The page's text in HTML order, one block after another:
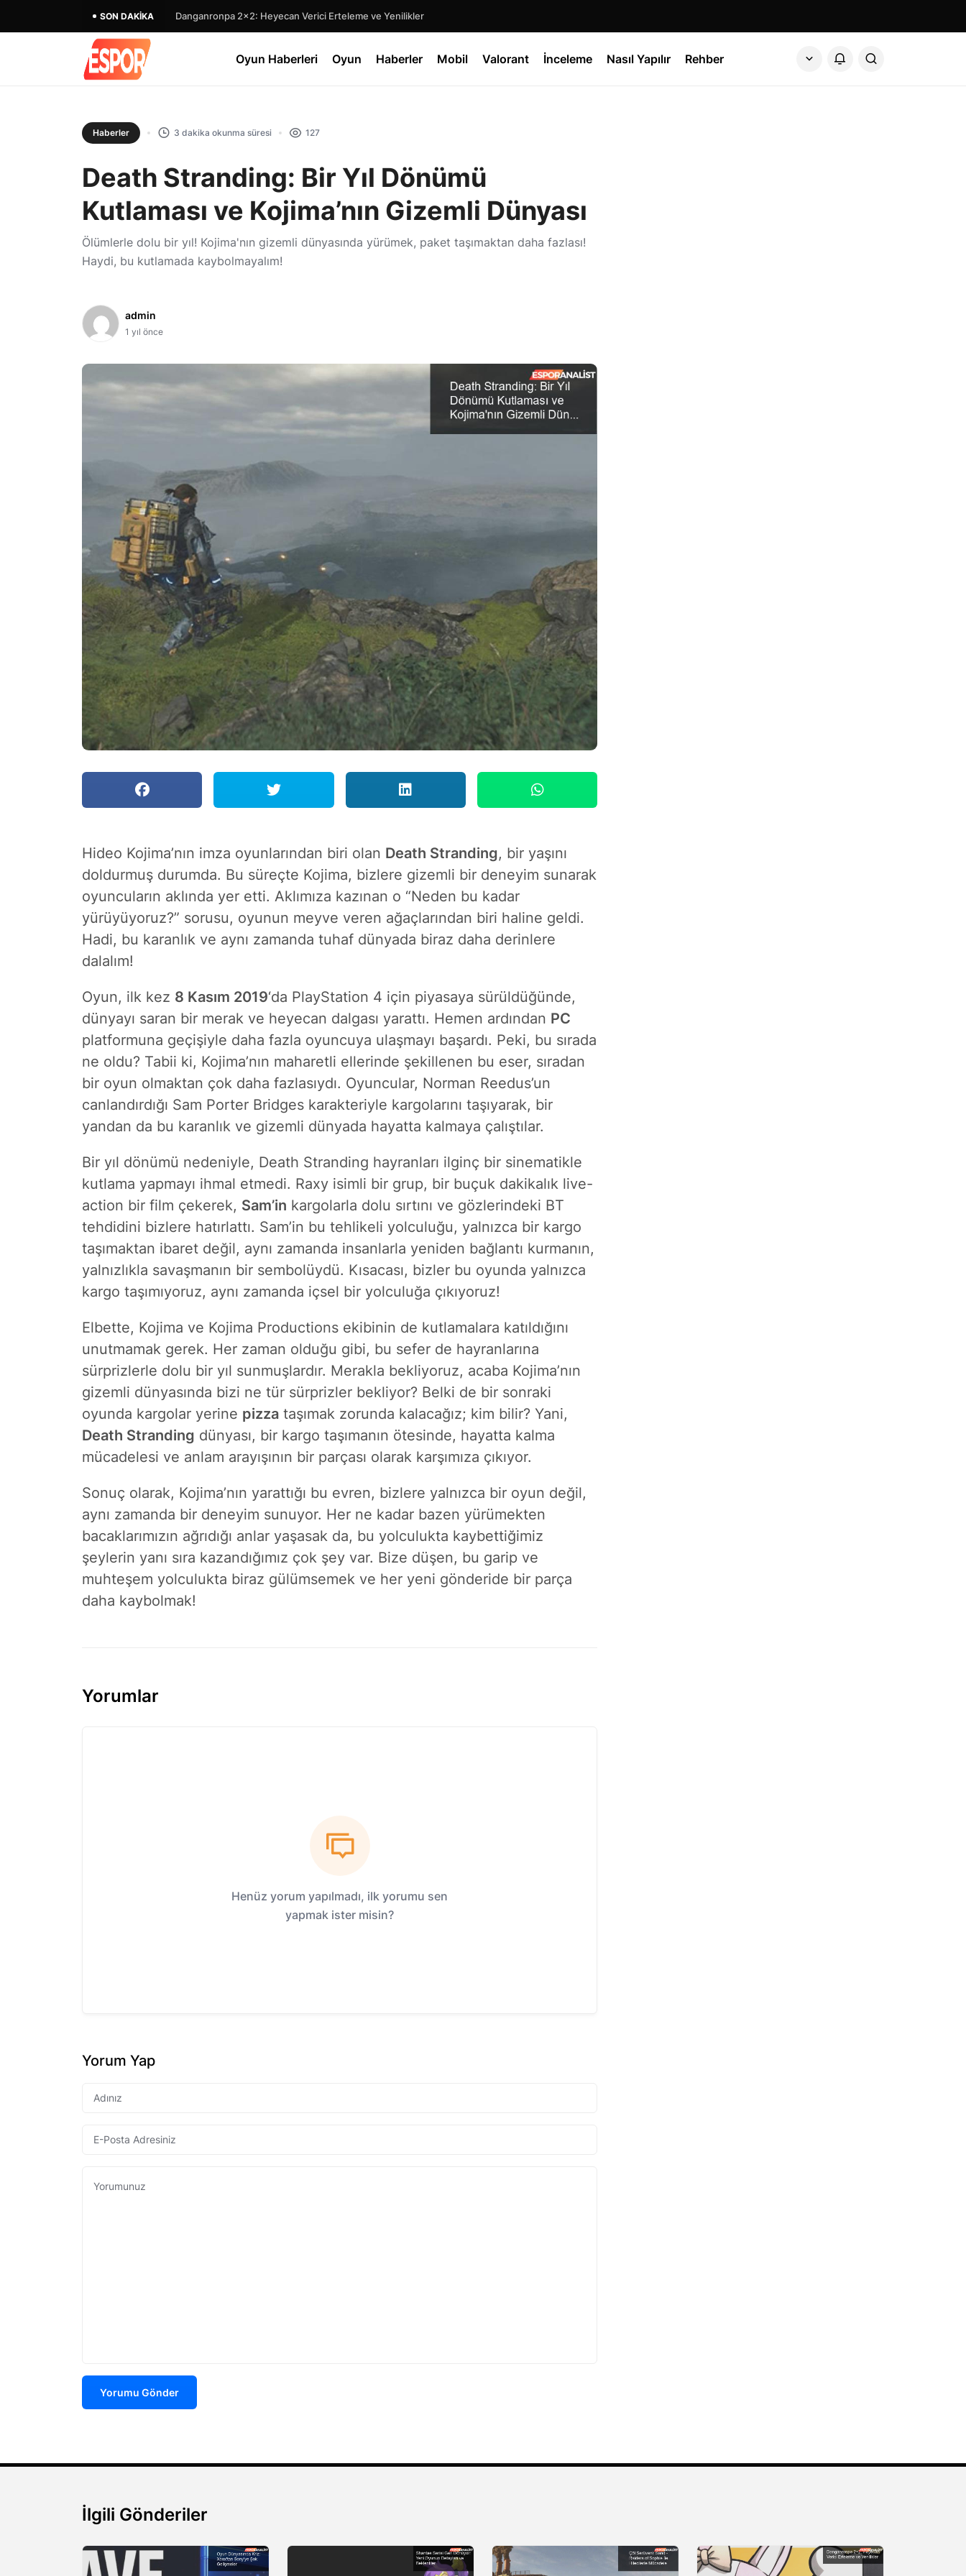
SON DAKIKA Danganronpa 2×2: Heyecan Verici Erteleme ve Yenilikler
Oyun Haberleri Oyun Haberler Mobil Valorant İnceleme Nasıl Yapılır Rehber
Haberler 3 dakika okunma süresi 127
Death Stranding: Bir Yıl Dönümü
Kutlaması ve Kojima’nın Gizemli Dünyası
Ölümlerle dolu bir yıl! Kojima'nın gizemli dünyasında yürümek, paket taşımaktan daha fazlası!
Haydi, bu kutlamada kaybolmayalım!
admin
1 yıl önce
Hideo Kojima’nın imza oyunlarından biri olan Death Stranding, bir yaşını
doldurmuş durumda. Bu süreçte Kojima, bizlere gizemli bir deneyim sunarak
oyuncuların aklında yer etti. Aklımıza kazınan o “Neden bu kadar
yürüyüyoruz?” sorusu, oyunun meyve veren ağaçlarından biri haline geldi.
Hadi, bu karanlık ve aynı zamanda tuhaf dünyada biraz daha derinlere
dalalım!
Oyun, ilk kez 8 Kasım 2019‘da PlayStation 4 için piyasaya sürüldüğünde,
dünyayı saran bir merak ve heyecan dalgası yarattı. Hemen ardından PC
platformuna geçişiyle daha fazla oyuncuya ulaşmayı başardı. Peki, bu sırada
ne oldu? Tabii ki, Kojima’nın maharetli ellerinde şekillenen bu eser, sıradan
bir oyun olmaktan çok daha fazlasıydı. Oyuncular, Norman Reedus’un
canlandırdığı Sam Porter Bridges karakteriyle kargolarını taşıyarak, bir
yandan da bu karanlık ve gizemli dünyada hayatta kalmaya çalıştılar.
Bir yıl dönümü nedeniyle, Death Stranding hayranları ilginç bir sinematikle
kutlama yapmayı ihmal etmedi. Raxy isimli bir grup, bir buçuk dakikalık live-
action bir film çekerek, Sam’in kargolarla dolu sırtını ve gözlerindeki BT
tehdidini bizlere hatırlattı. Sam’in bu tehlikeli yolculuğu, yalnızca bir kargo
taşımaktan ibaret değil, aynı zamanda insanlarla yeniden bağlantı kurmanın,
yalnızlıkla savaşmanın bir sembolüydü. Kısacası, bizler bu oyunda yalnızca
kargo taşımıyoruz, aynı zamanda içsel bir yolculuğa çıkıyoruz!
Elbette, Kojima ve Kojima Productions ekibinin de kutlamalara katıldığını
unutmamak gerek. Her zaman olduğu gibi, bu sefer de hayranlarına
sürprizlerle dolu bir yıl sunmuşlardır. Merakla bekliyoruz, acaba Kojima’nın
gizemli dünyasında bizi ne tür sürprizler bekliyor? Belki de bir sonraki
oyunda kargolar yerine pizza taşımak zorunda kalacağız; kim bilir? Yani,
Death Stranding dünyası, bir kargo taşımanın ötesinde, hayatta kalma
mücadelesi ve anlam arayışının bir parçası olarak karşımıza çıkıyor.
Sonuç olarak, Kojima’nın yarattığı bu evren, bizlere yalnızca bir oyun değil,
aynı zamanda bir deneyim sunuyor. Her ne kadar bazen yürümekten
bacaklarımızın ağrıdığı anlar yaşasak da, bu yolculukta kaybettiğimiz
şeylerin yanı sıra kazandığımız çok şey var. Bize düşen, bu garip ve
muhteşem yolculukta biraz gülümsemek ve her yeni gönderide bir parça
daha kaybolmak!
Yorumlar
Henüz yorum yapılmadı, ilk yorumu sen
yapmak ister misin?
Yorum Yap
Yorumu Gönder
İlgili Gönderiler